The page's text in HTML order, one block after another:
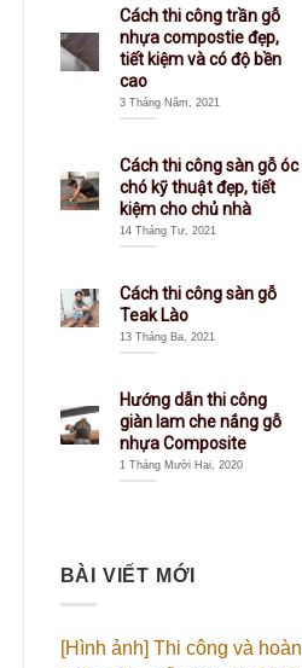
Cách thi công trần gỗ
nhựa compostie đẹp,
tiết kiệm và có độ bền
cao
3 Tháng Năm, 2021
Cách thi công sàn gỗ óc
chó kỹ thuật đẹp, tiết
kiệm cho chủ nhà
14 Tháng Tư, 2021
Cách thi công sàn gỗ
Teak Lào
13 Tháng Ba, 2021
Hướng dẫn thi công
giàn lam che nắng gỗ
nhựa Composite
1 Tháng Mười Hai, 2020
BÀI VIẾT MỚI
[Hình ảnh] Thi công và hoàn